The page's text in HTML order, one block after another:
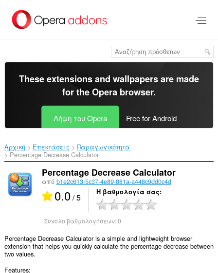
στο
κύριο
These extensions and wallpapers are made
for theOpera browser.
Λήψη του Opera Free for Android
Αρχική Επεκτάσεις
Παραγωγικότητα
Percentage Decrease Calculator‎
Percentage Decrease Calculator
από b1e2c613-5c37-4e89-881a-a448c9dd0c4d
0.0/ 5 Η βαθμολογία σας
Σύνολο βαθμολογήσεων:0
Percentage Decrease Calculator is a simple and lightweight browser
extension that helps you quickly calculate the percentage decrease between
two values.
Features: